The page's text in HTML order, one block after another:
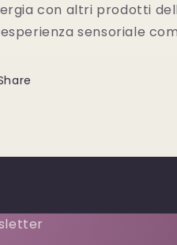
con altri prodotti
sensoriale